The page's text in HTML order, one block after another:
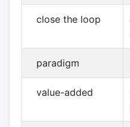
close the loop
paradigm
value-added